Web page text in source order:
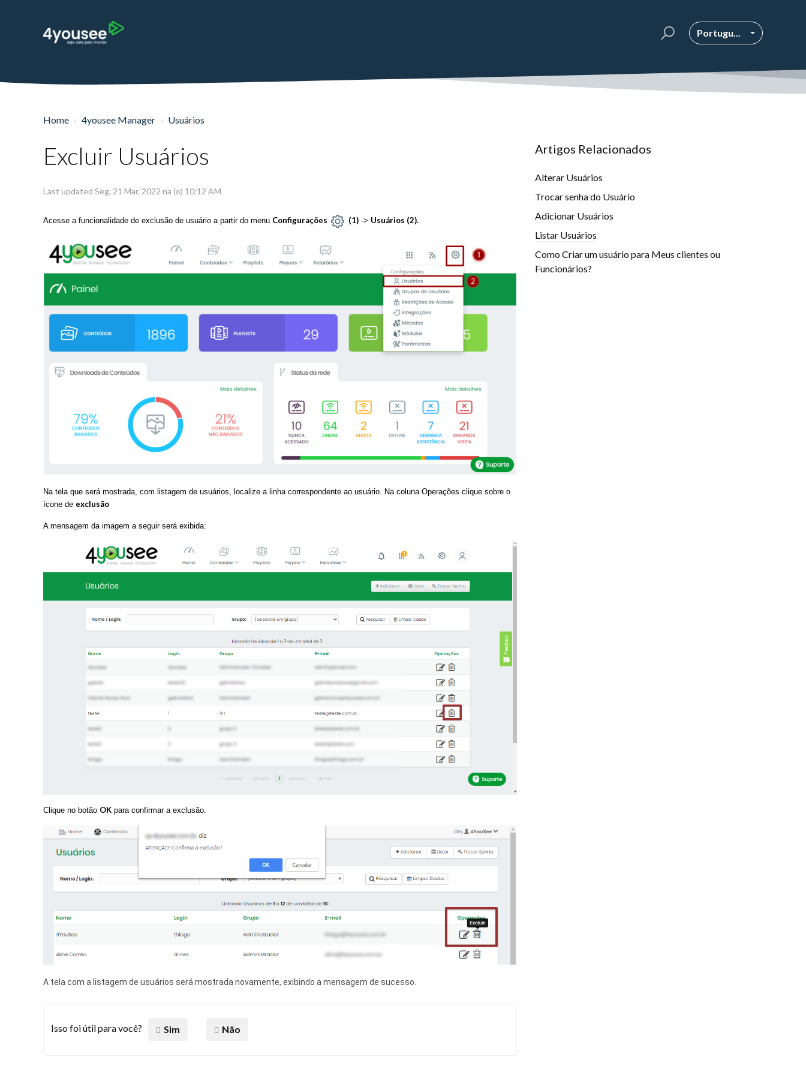
Portugu...
Home 4yousee Manager Usuários
Excluir Usuários
Last updated Seg, 21 Mar, 2022 na (o) 10:12 AM
Acesse a funcionalidade de exclusão de usuário a partir do menu Configurações (1) -> Usuários (2).
Na tela que será mostrada, com listagem de usuários, localize a linha correspondente ao usuário. Na coluna Operações clique sobre o
ícone de exclusão
A mensagem da imagem a seguir será exibida:
Clique no botão OK para confirmar a exclusão.
A tela com a listagem de usuários será mostrada novamente, exibindo a mensagem de sucesso.
Isso foi útil para você? Sim Não
Artigos Relacionados
Alterar Usuários
Trocar senha do Usuário
Adicionar Usuários
Listar Usuários
Como Criar um usuário para Meus clientes ou
Funcionários?